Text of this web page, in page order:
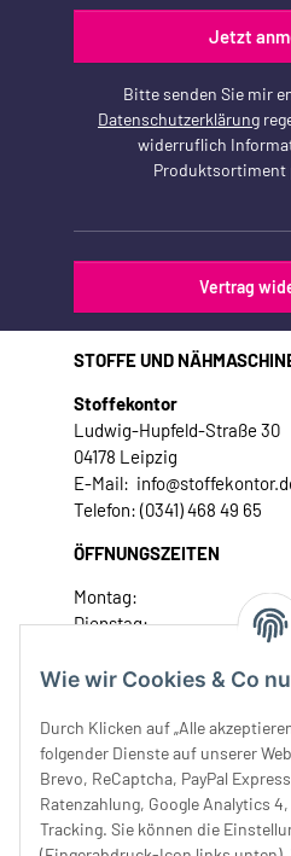
Wie wir Cookies & Co
Durch Klicken auf „Alle
folgender Dienste auf unserer
Brevo, ReCaptcha, PayPal
Ratenzahlung, Google Analytics
Tracking. Sie können die
Jetzt
Bitte senden Sie mir
Datenschutzerklärung
widerruflich
Produktsortiment
Vertrag
STOFFE UND
Stoffekontor
Ludwig-Hupfeld-Straße 30
04178 Leipzig
E-Mail:
Telefon: (0341) 468 49 65
ÖFFNUNGSZEITEN
Montag:
Dienstag:
Donnerstag:
Samstag:
Unser Service
Rechtliches